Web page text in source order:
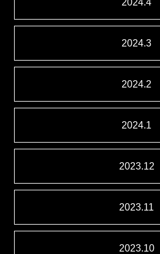
2024.3
2024.2
2024.1
2023.12
2023.11
2023.10